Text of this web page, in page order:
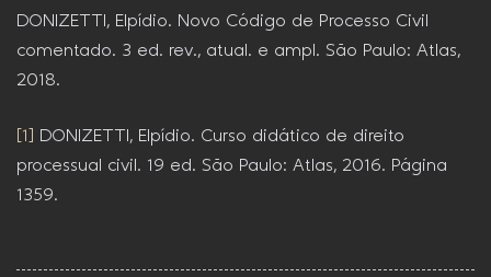
DONIZETTI, Elpídio. Novo Código de Processo Civil
comentado. 3 ed. rev., atual. e ampl. São Paulo: Atlas,
2018.
[1] DONIZETTI, Elpídio. Curso didático de direito
processual civil. 19 ed. São Paulo: Atlas, 2016. Página
1359.